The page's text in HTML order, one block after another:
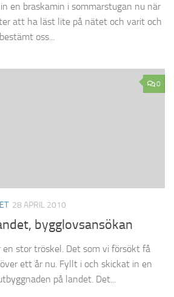
en braskamin i sommarstugan nu när
att ha läst lite på nätet och varit och
oss...
0
28 APRIL 2010
bygglovsansökan
stor tröskel. Det som vi försökt få
ett år nu. Fyllt i och skickat in en
på landet. Det...